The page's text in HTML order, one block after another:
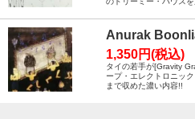
Anurak
1,350円(税込)
タイの若手が[Gravity
ープ・エレクトロニッ
まで収めた濃い内容!!